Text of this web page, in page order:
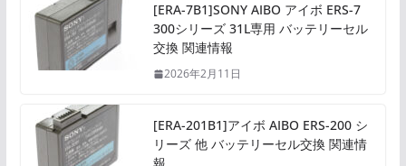
[ERA-7B1]SONY AIBO アイボ ERS-7
300シリーズ 31L専用 バッテリーセル
交換 関連情報
2026年2月11日
[ERA-201B1]アイボ AIBO ERS-200 シ
リーズ 他 バッテリーセル交換 関連情